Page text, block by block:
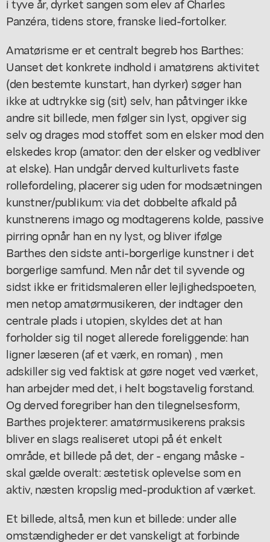
Panzéra, tidens store, franske lied-fortolker.
Amatørisme er et centralt begreb hos Barthes:
Uanset det konkrete indhold i amatørens aktivitet
(den bestemte kunstart, han dyrker) søger han
ikke at udtrykke sig (sit) selv, han påtvinger ikke
andre sit billede, men følger sin lyst, opgiver sig
selv og drages mod stoffet som en elsker mod den
elskedes krop (amator: den der elsker og vedbliver
at elske). Han undgår derved kulturlivets faste
rollefordeling, placerer sig uden for modsætningen
kunstner/publikum: via det dobbelte afkald på
kunstnerens imago og modtagerens kolde, passive
pirring opnår han en ny lyst, og bliver ifølge
Barthes den sidste anti-borgerlige kunstner i det
borgerlige samfund. Men når det til syvende og
sidst ikke er fritidsmaleren eller lejlighedspoeten,
men netop amatørmusikeren, der indtager den
centrale plads i utopien, skyldes det at han
forholder sig til noget allerede foreliggende: han
ligner læseren (af et værk, en roman) , men
adskiller sig ved faktisk at gøre noget ved værket,
han arbejder med det, i helt bogstavelig forstand.
Og derved foregriber han den tilegnelsesform,
Barthes projekterer: amatørmusikerens praksis
bliver en slags realiseret utopi på ét enkelt
område, et billede på det, der - engang måske -
skal gælde overalt: æstetisk oplevelse som en
aktiv, næsten kropslig med-produktion af værket.
Et billede, altså, men kun et billede: under alle
omstændigheder er det vanskeligt at forbinde